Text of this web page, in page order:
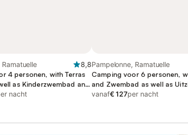
8,8
4 personen, with Terras
as Kinderzwembad and
nacht
Pampelonne, Ramatuelle
Camping voor 6 personen,
and Zwembad as well as
vanaf€ 127per nacht